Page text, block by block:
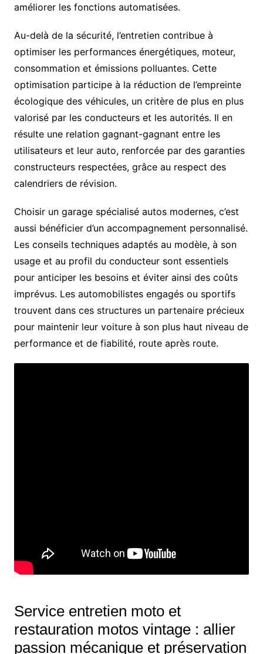
améliorer les fonctions automatisées.
Au-delà de la sécurité, l’entretien contribue à
optimiser les performances énergétiques, moteur,
consommation et émissions polluantes. Cette
optimisation participe à la réduction de l’empreinte
écologique des véhicules, un critère de plus en plus
valorisé par les conducteurs et les autorités. Il en
résulte une relation gagnant-gagnant entre les
utilisateurs et leur auto, renforcée par des garanties
constructeurs respectées, grâce au respect des
calendriers de révision.
Choisir un garage spécialisé autos modernes, c’est
aussi bénéficier d’un accompagnement personnalisé.
Les conseils techniques adaptés au modèle, à son
usage et au profil du conducteur sont essentiels
pour anticiper les besoins et éviter ainsi des coûts
imprévus. Les automobilistes engagés ou sportifs
trouvent dans ces structures un partenaire précieux
pour maintenir leur voiture à son plus haut niveau de
performance et de fiabilité, route après route.
Service entretien moto et
restauration motos vintage : allier
passion mécanique et préservation